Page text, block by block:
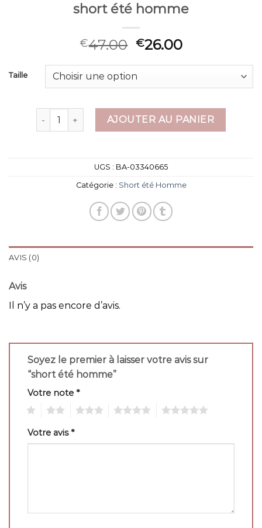
short été homme
€47.00 €26.00
Taille
quantité de short été homme
AJOUTER AU PANIER
UGS : BA-03340665
Catégorie : Short été Homme
AVIS (0)
Avis
Il n’y a pas encore d’avis.
Soyez le premier à laisser votre avis sur
“short été homme”
Votre note *
Votre avis*